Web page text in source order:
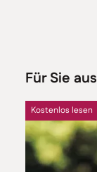
Für Sie
Kostenlos lesen